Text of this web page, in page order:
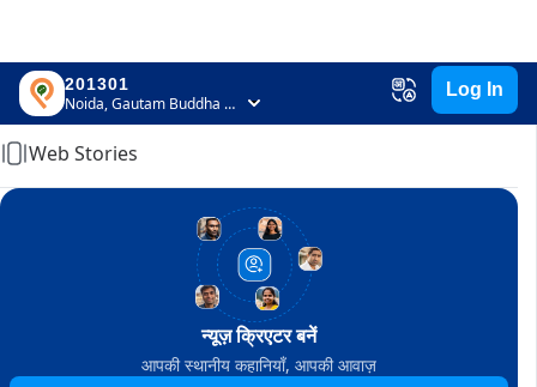
201301
Noida, Gautam Buddha Nagar, Uttar Pradesh
Log In
Home
Web Stories
न्यूज़ क्रिएटर बनें
आपकी स्थानीय कहानियाँ, आपकी आवाज़